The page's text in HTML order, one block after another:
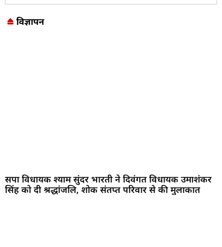
विज्ञापन
सपा विधायक श्याम सुंदर भारती ने दिवंगत विधायक उमाशंकर
सिंह को दी श्रद्धांजलि, शोक संतप्त परिवार से की मुलाकात